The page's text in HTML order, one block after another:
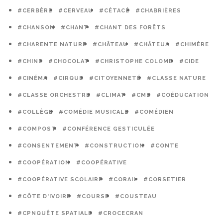
#CERBÈRE #CERVEAU #CÉTACÉ #CHABRIÈRES
#CHANSON #CHANT #CHANT DES FORÊTS
#CHARENTE NATURE #CHÂTEAU #CHÂTEUA #CHIMÈRE
#CHINE #CHOCOLAT #CHRISTOPHE COLOMB #CIDE
#CINÉMA #CIRQUE #CITOYENNETÉ #CLASSE NATURE
#CLASSE ORCHESTRE #CLIMAT #CME #COÉDUCATION
#COLLÈGE #COMÉDIE MUSICALE #COMÉDIEN
#COMPOST #CONFÉRENCE GESTICULÉE
#CONSENTEMENT #CONSTRUCTION #CONTE
#COOPÉRATION #COOPÉRATIVE
#COOPÉRATIVE SCOLAIRE #CORAIL #CORSETIER
#CÔTE D'IVOIRE #COURSE #COUSTEAU
#CPNQUÊTE SPATIALE #CROCECRAN